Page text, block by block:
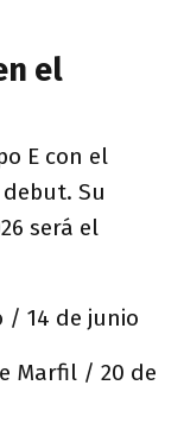
el
E con el
Su
será el
/ 14 de junio
Marfil / 20 de